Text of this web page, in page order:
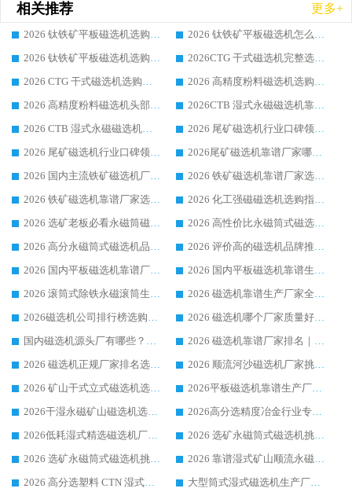
相关推荐 更多+
2026 钛铁矿平板磁选机选购全攻略 市场公认优质品牌厂家实力排行榜
2026 钛铁矿平板磁选机怎么选 靠谱生产企业实力排行榜选购参考攻略
2026 钛铁矿平板磁选机选购指南 行业口碑优选品牌生产企业实力排行榜
2026CTG 干式磁选机完整选购指南 行业口碑顶尖靠谱生产龙头厂家实力推荐
2026 CTG 干式磁选机选购指南|行业口碑靠谱生产厂家领域强者推荐
2026 高精度粉料磁选机选购全攻略 行业优质品牌华体会手机网页版-华体会(中国) 实力深度解析
2026 高精度粉料磁选机头部厂家选购指南 行业口碑靠谱品牌推荐 领域强者华体会手机网页版-华体会(中国) 解析
2026CTB 湿式永磁磁选机靠谱厂家实力排行榜 铁矿选矿设备采购全流程选购指南
2026 CTB 湿式永磁磁选机选购指南|行业口碑良好品牌推荐，领域强者华体会手机网页版-华体会(中国)
2026 尾矿磁选机行业口碑领域强者，源头直供国内主流厂家华体会手机网页版-华体会(中国) 一站式服务
2026 尾矿磁选机行业口碑领域强者，源头直供国内主流厂家华体会手机网页版-华体会(中国) 一站式服务
2026尾矿磁选机靠谱厂家哪家好 行业口碑领域强者华体会手机网页版-华体会(中国) 推荐
2026 国内主流铁矿磁选机厂家选购指南|行业口碑好品牌推荐，领域强者华体会手机网页版-华体会(中国)
2026 铁矿磁选机靠谱厂家选购全攻略 行业标杆华体会手机网页版-华体会(中国) 设备性价比出众
2026 铁矿磁选机靠谱厂家选购指南，领域强者华体会手机网页版-华体会(中国) 铁矿磁选机性价比高
2026 化工强磁磁选机选购指南 5 家行业口碑靠谱厂家领域强者推荐
2026 选矿老板必看永磁筒磁选机推荐 行业头部品牌口碑设备选购全攻略
2026 高性价比永磁筒式磁选机品牌盘点 行业强者口碑实测选购完整指南
2026 高分永磁筒式磁选机品牌推荐 选矿设备强者对比测评采购避坑全攻略
2026 评价高的磁选机品牌推荐选购指南，永磁筒式磁选机设备领域强者全景行业口碑解析
2026 国内平板磁选机靠谱厂家排名 行业实测口碑设备按需选购全指南
2026 国内平板磁选机靠谱生产厂家推荐排名|行业口碑选购指南，领域强者按需选设备
2026 滚筒式除铁永磁滚筒生产厂家推荐排名|行业口碑选购指南，领域强者源头厂商精选
2026 磁选机靠谱生产厂家全梳理 分场景选型行业头部品牌选购参考攻略
2026磁选机公司排行榜选购指南|正规源头厂家推荐，领域强者高性价比靠谱信赖品牌
2026 磁选机哪个厂家质量好？十大靠谱磁电企业排名选购指南
国内磁选机源头厂有哪些？2026 综合实力排名与采购避坑技巧
2026 磁选机靠谱厂家排名｜华体会手机网页版-华体会(中国) 高性价比磁选机磁电品牌
2026 磁选机正规厂家排名选购指南|行业口碑信赖品牌推荐性价比高靠谱磁电企业
2026 顺流河沙磁选机厂家挑选攻略 | 业内口碑龙头企业高性价比品牌推荐
2026 矿山干式立式磁选机选型攻略 梳理深耕磁电装备多年靠谱生产厂商
2026平板磁选机靠谱生产厂家选购指南 行业口碑良好品牌推荐 磁电领域实力强者
2026干湿永磁矿山磁选机选型攻略 优质生产厂家排名 选矿领域高口碑品牌推荐指南
2026高分选精度冶金行业专用磁选机生产厂家,干湿式磁选机源头供应商推荐
2026低耗湿式精​选磁选机厂家怎么选?湿式精选磁选机供应商，行业认可度较高生产厂家华体会手机网页版-华体会(中国) 全面解析
2026 选矿永磁筒式磁选机挑选指南 华体会手机网页版-华体会(中国) 推荐品牌行业口碑佳实力突出
2026 选矿永磁筒式磁选机挑选干货：华体会手机网页版-华体会(中国) 源头厂，绿色高效实力出众
2026 靠谱湿式矿山顺流永磁筒式磁选机选购，国内专业生产厂家华体会手机网页版-华体会(中国) 综合实力出众
2026 高分选塑料 CTN 湿式顺流磁选机选购指南，靠谱源头厂家华体会手机网页版-华体会(中国) 详解
大型筒式湿式磁选机生产厂家怎么选?华体会手机网页版-华体会(中国) 设备口碑广受行业认可